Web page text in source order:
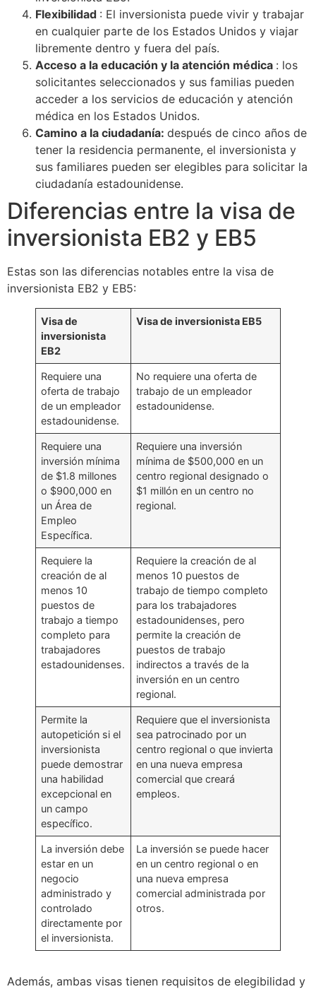
Flexibilidad : El inversionista puede vivir y trabajar
en cualquier parte de los Estados Unidos y viajar
libremente dentro y fuera del país.
Acceso a la educación y la atención médica : los
solicitantes seleccionados y sus familias pueden
acceder a los servicios de educación y atención
médica en los Estados Unidos.
Camino a la ciudadanía: después de cinco años de
tener la residencia permanente, el inversionista y
sus familiares pueden ser elegibles para solicitar la
ciudadanía estadounidense.
Diferencias entre la visa de
inversionista EB2 y EB5
Estas son las diferencias notables entre la visa de
inversionista EB2 y EB5:
Visa de
inversionista
EB2
Visa de inversionista EB5
Requiere una
oferta de trabajo
de un empleador
estadounidense.
No requiere una oferta de
trabajo de un empleador
estadounidense.
Requiere una
inversión mínima
de $1.8 millones
o $900,000 en
un Área de
Empleo
Específica.
Requiere una inversión
mínima de $500,000 en un
centro regional designado o
$1 millón en un centro no
regional.
Requiere la
creación de al
menos 10
puestos de
trabajo a tiempo
completo para
trabajadores
estadounidenses.
Requiere la creación de al
menos 10 puestos de
trabajo de tiempo completo
para los trabajadores
estadounidenses, pero
permite la creación de
puestos de trabajo
indirectos a través de la
inversión en un centro
regional.
Permite la
autopetición si el
inversionista
puede demostrar
una habilidad
excepcional en
un campo
específico.
Requiere que el inversionista
sea patrocinado por un
centro regional o que invierta
en una nueva empresa
comercial que creará
empleos.
La inversión debe
estar en un
negocio
administrado y
controlado
directamente por
el inversionista.
La inversión se puede hacer
en un centro regional o en
una nueva empresa
comercial administrada por
otros.
Además, ambas visas tienen requisitos de elegibilidad y